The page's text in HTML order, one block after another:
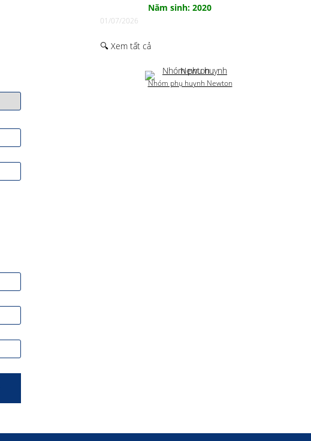
Năm sinh: 2020
01/07/2026
🔍 Xem tất cả
Nhóm phụ huynh Newton